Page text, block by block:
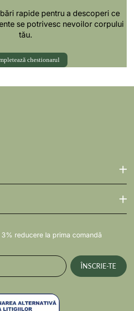
rapide pentru a descoperi ce
se potrivesc nevoilor corpului
tău.
chestionarul
reducere la prima comandă
ÎNSCRIE-TE